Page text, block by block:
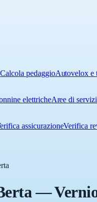
Calcola pedaggioAutovelox e
elettricheAree di
assicurazioneVerifica
—